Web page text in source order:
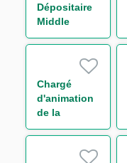
Dépositaire
Middle
Office
Chargé
d'animation
de la
communauté
Market IT